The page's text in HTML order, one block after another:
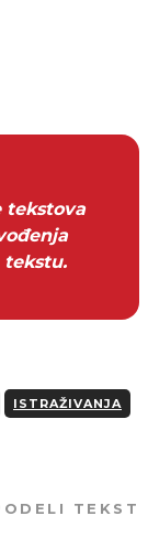
tekstova
ISTRAŽIVANJA
TEKST